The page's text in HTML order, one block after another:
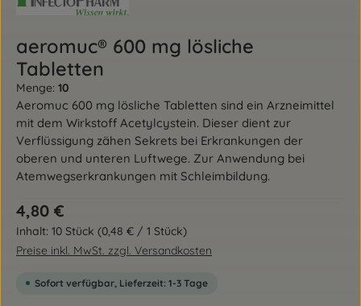
aeromuc® 600 mg lösliche
Tabletten
Menge: 10
Aeromuc 600 mg lösliche Tabletten sind ein Arzneimittel
mit dem Wirkstoff Acetylcystein. Dieser dient zur
Verflüssigung zähen Sekrets bei Erkrankungen der
oberen und unteren Luftwege. Zur Anwendung bei
Atemwegserkrankungen mit Schleimbildung.
Regulärer Preis:
4,80 €
Inhalt: 10 Stück (0,48 € / 1 Stück)
Preise inkl. MwSt. zzgl. Versandkosten
Sofort verfügbar, Lieferzeit: 1-3 Tage